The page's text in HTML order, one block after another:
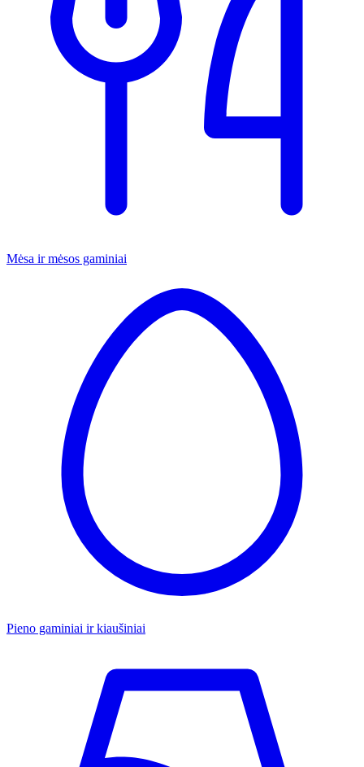
Mėsa ir mėsos gaminiai
Pieno gaminiai ir kiaušiniai